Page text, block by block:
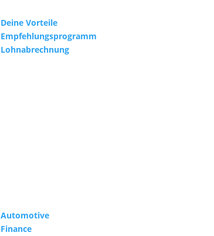
Deine Vorteile
Empfehlungsprogramm
Lohnabrechnung
Automotive
Finance